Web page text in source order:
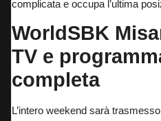
complicata e occupa l’ultima
WorldSBK
TV e
completa
L’intero weekend sarà